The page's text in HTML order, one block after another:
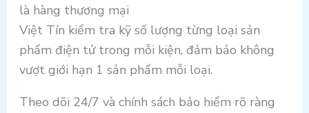
là hàng thương mại
Việt Tín kiểm tra kỹ số lượng từng loại sản
phẩm điện tử trong mỗi kiện, đảm bảo không
vượt giới hạn 1 sản phẩm mỗi loại.
Theo dõi 24/7 và chính sách bảo hiểm rõ ràng